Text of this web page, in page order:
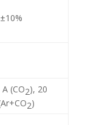
(CO2), 20
2)